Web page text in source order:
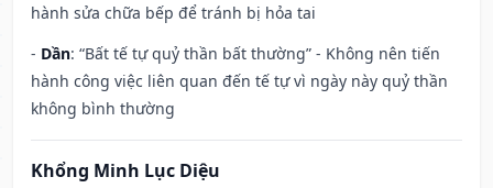
hành sửa chữa bếp để tránh bị hỏa tai
- Dần: “Bất tế tự quỷ thần bất thường” - Không nên tiến
hành công việc liên quan đến tế tự vì ngày này quỷ thần
không bình thường
Khổng Minh Lục Diệu